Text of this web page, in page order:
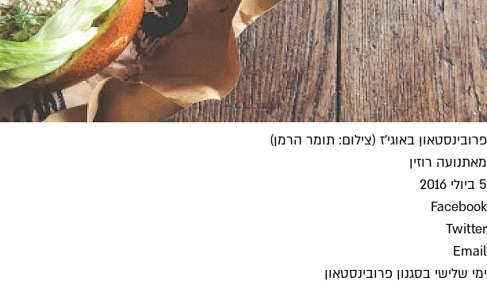
פרובינסטאון באוגי'ז (צילום: תומר הרמן)
מאתנועה רוזין
5 ביולי 2016
Facebook
Twitter
Email
ימי שלישי בסגנון פרובינסטאון